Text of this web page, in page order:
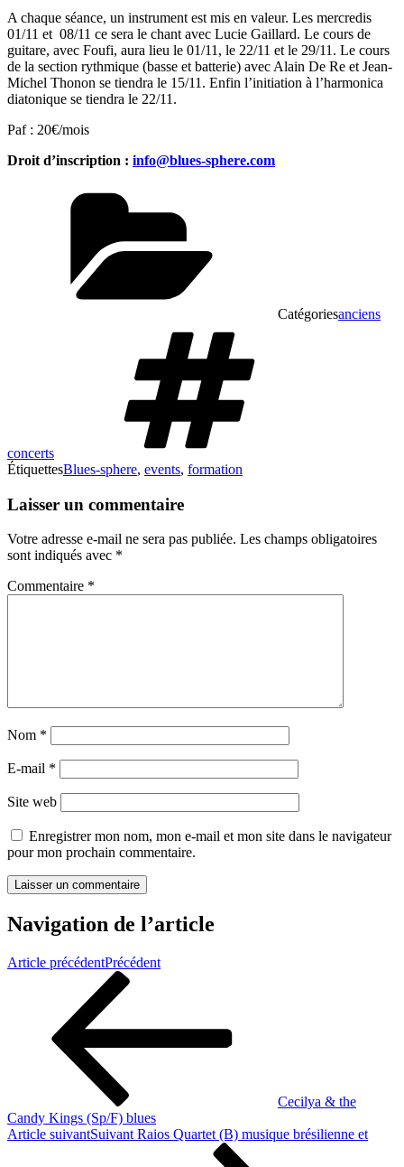
A chaque séance, un instrument est mis en valeur. Les mercredis
01/11 et 08/11 ce sera le chant avec Lucie Gaillard. Le cours de
guitare, avec Foufi, aura lieu le 01/11, le 22/11 et le 29/11. Le cours
de la section rythmique (basse et batterie) avec Alain De Re et Jean-
Michel Thonon se tiendra le 15/11. Enfin l’initiation à l’harmonica
diatonique se tiendra le 22/11.
Paf : 20€/mois
Droit d’inscription : info@blues-sphere.com
Catégoriesanciens
concerts
ÉtiquettesBlues-sphere, events, formation
Laisser un commentaire
Votre adresse e-mail ne sera pas publiée. Les champs obligatoires
sont indiqués avec *
Commentaire *
Nom *
E-mail *
Site web
Enregistrer mon nom, mon e-mail et mon site dans le navigateur
pour mon prochain commentaire.
Navigation de l’article
Article précédentPrécédent
Cecilya & the
Candy Kings (Sp/F) blues
Article suivantSuivant Raios Quartet (B) musique brésilienne et